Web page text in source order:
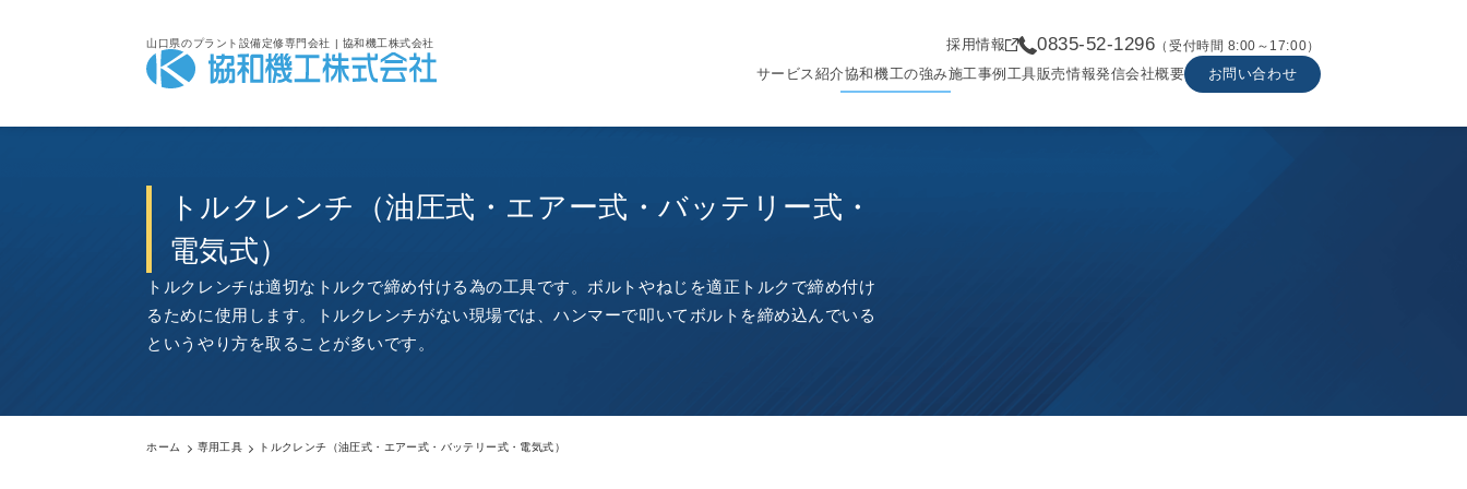
山口県のプラント設備定修専門会社 | 協和機工株式会社 採用情報 0835-52-1296 （受付時間 8:00～17:00）
サービス紹介協和機工の強み施工事例 工具販売情報発信会社概要 お問い合わせ
トルクレンチ（油圧式・エアー式・バッテリー式・
電気式）
トルクレンチは適切なトルクで締め付ける為の工具です。ボルトやねじを適正トルクで締め付け
るために使用します。トルクレンチがない現場では、ハンマーで叩いてボルトを締め込んでいる
というやり方を取ることが多いです。
ホーム 専用工具 トルクレンチ（油圧式・エアー式・バッテリー式・電気式）